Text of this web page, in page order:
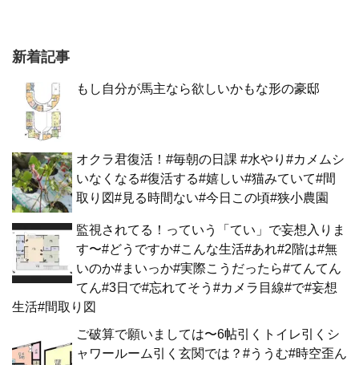
新着記事
もし自分が馬主なら欲しいかもな形の豪邸
オクラ君復活！#毎朝の日課 #水やり#カメムシ
いなくなる#復活する#嬉しい#猫みていて#間
取り図#見る時間ない#今日この頃#狭小農園
監視されてる！っていう「てい」で妄想入りま
す〜#どうですか#こんな生活#あれ#2階は#無
いのか#まいっか#実際こうだったら#てんてん
てん#3日で#忘れてそう#カメラ目線#で#妄想
生活#間取り図
ご破算で願いましては〜6帖引くトイレ引くシ
ャワールーム引く玄関では？#ううむ#時空歪ん